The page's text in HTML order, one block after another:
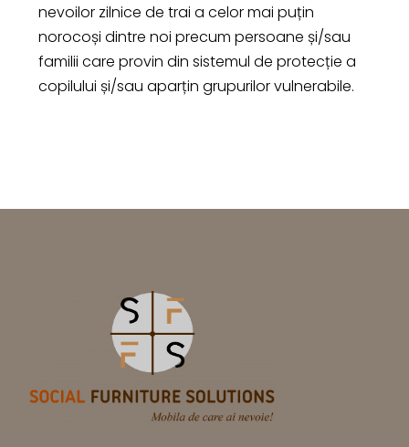
nevoilor zilnice de trai a celor mai puțin
norocoși dintre noi precum persoane și/sau
familii care provin din sistemul de protecție a
copilului și/sau aparțin grupurilor vulnerabile.